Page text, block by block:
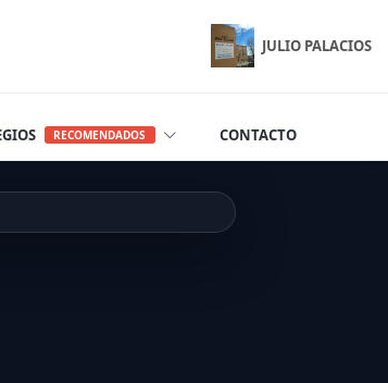
JULIO PALACIOS
RECOMENDADOS CONTACTO